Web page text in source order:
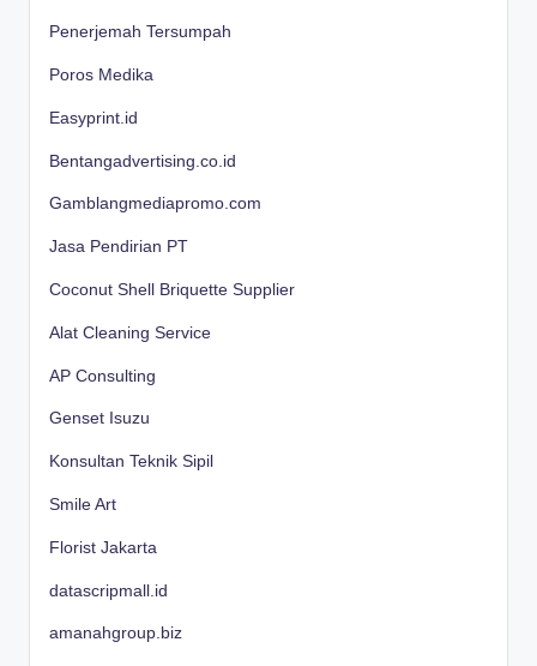
Penerjemah Tersumpah
Poros Medika
Easyprint.id
Bentangadvertising.co.id
Gamblangmediapromo.com
Jasa Pendirian PT
Coconut Shell Briquette Supplier
Alat Cleaning Service
AP Consulting
Genset Isuzu
Konsultan Teknik Sipil
Smile Art
Florist Jakarta
datascripmall.id
amanahgroup.biz